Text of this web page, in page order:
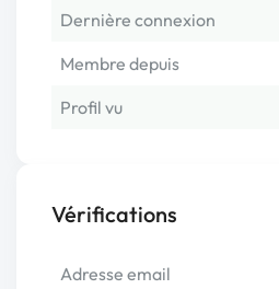
Dernière connexion
Membre depuis
Profil vu
Vérifications
Adresse email